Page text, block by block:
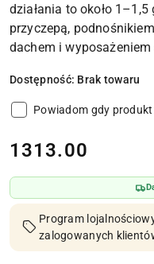
działania to około
przyczepą,
dachem i
Dostępność: Brak towaru
Powiadom gdy
cena:
1313.00
Program
zalogowanych